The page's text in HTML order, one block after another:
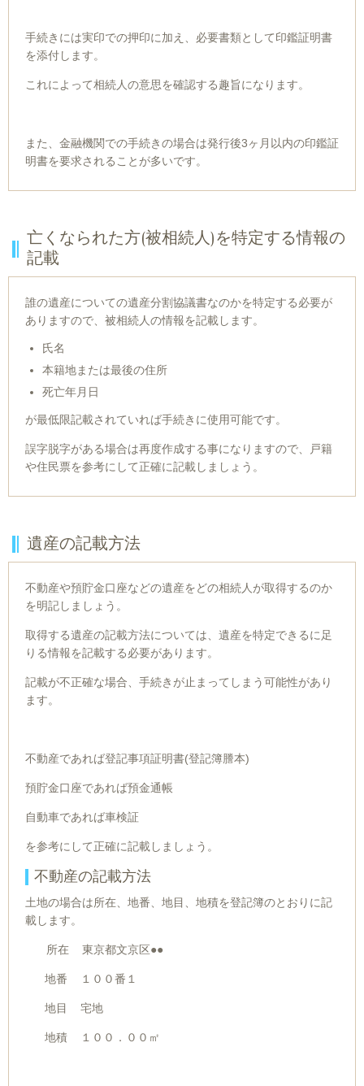
手続きには実印での押印に加え、必要書類として印鑑証明書
を添付します。
これによって相続人の意思を確認する趣旨になります。
また、金融機関での手続きの場合は発行後3ヶ月以内の印鑑証
明書を要求されることが多いです。
亡くなられた方(被相続人)を特定する情報の
記載
誰の遺産についての遺産分割協議書なのかを特定する必要が
ありますので、被相続人の情報を記載します。
氏名
本籍地または最後の住所
死亡年月日
​が最低限記載されていれば手続きに使用可能です。
誤字脱字がある場合は再度作成する事になりますので、戸籍
や住民票を参考にして正確に記載しましょう。
遺産の記載方法
不動産や預貯金口座などの遺産をどの相続人が取得するのか
を明記しましょう。
取得する遺産の記載方法については、遺産を特定できるに足
りる情報を記載する必要があります。
記載が不正確な場合、手続きが止まってしまう可能性があり
ます。
不動産であれば登記事項証明書(登記簿謄本)
預貯金口座であれば預金通帳
自動車であれば車検証
を参考にして正確に記載しましょう。
不動産の記載方法
土地の場合は所在、地番、地目、地積を登記簿のとおりに記
載します。
所在 東京都文京区●●
地番 １００番１
地目 宅地
地積 １００．００㎡